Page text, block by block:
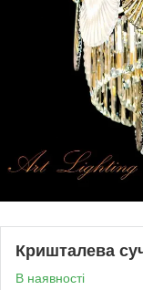
Кришталева
В наявності